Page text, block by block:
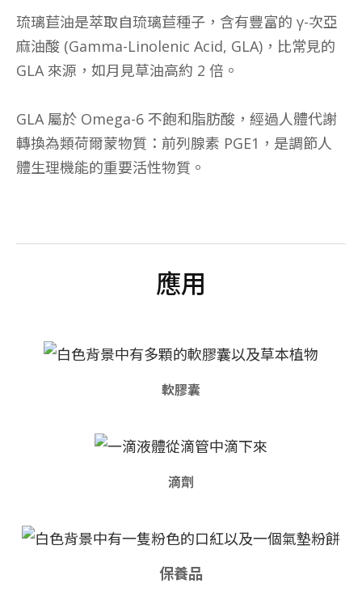
琉璃苣油是萃取自琉璃苣種子，含有豐富的 γ-次亞
麻油酸 (Gamma-Linolenic Acid, GLA)，比常見的
GLA 來源，如月見草油高約 2 倍。
GLA 屬於 Omega-6 不飽和脂肪酸，經過人體代謝
轉換為類荷爾蒙物質：前列腺素 PGE1，是調節人
體生理機能的重要活性物質。
應用
軟膠囊
滴劑
保養品